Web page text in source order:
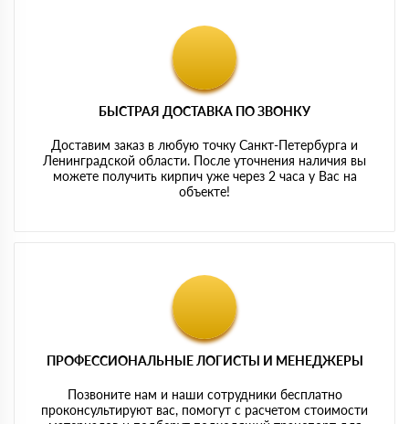
БЫСТРАЯ ДОСТАВКА ПО ЗВОНКУ
Доставим заказ в любую точку Санкт-Петербурга и
Ленинградской области. После уточнения наличия вы
можете получить кирпич уже через 2 часа у Вас на
объекте!
ПРОФЕССИОНАЛЬНЫЕ ЛОГИСТЫ И МЕНЕДЖЕРЫ
Позвоните нам и наши сотрудники бесплатно
проконсультируют вас, помогут с расчетом стоимости